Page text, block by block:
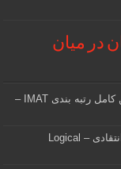
در میان
نحوه رتبه بندی داوطلبان در آزمون آیمت ایتالیا؛ قوانین کامل رتبه بندی IMAT –
نمونه سوالات آیمت ایتالیا – استدلال و منطق – تفکر انتقادی – Logical